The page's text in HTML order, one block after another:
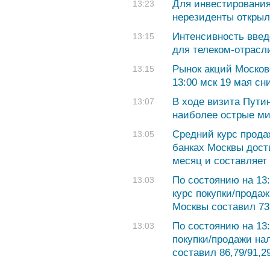
13:23
Для
нерезиденты
13:15
Интенсивность
для телеком-
13:15
Рынок акций
13:00 мск 19 мая
13:07
В ходе визита
наиболее острые
13:05
Средний курс
банках Москвы
месяц и
13:03
По состоянию на
курс покупки/
Москвы составил
13:03
По состоянию на
покупки/продажи
составил 86,79/